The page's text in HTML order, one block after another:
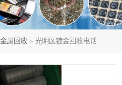
金属回收 > 光明区镀金回收电话
机器设备回收